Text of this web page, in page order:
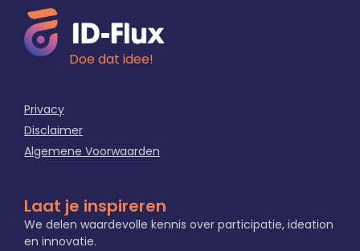
Doe dat idee!
Privacy
Disclaimer
Algemene Voorwaarden
Laat je inspireren
We delen waardevolle kennis over participatie, ideation
en innovatie.